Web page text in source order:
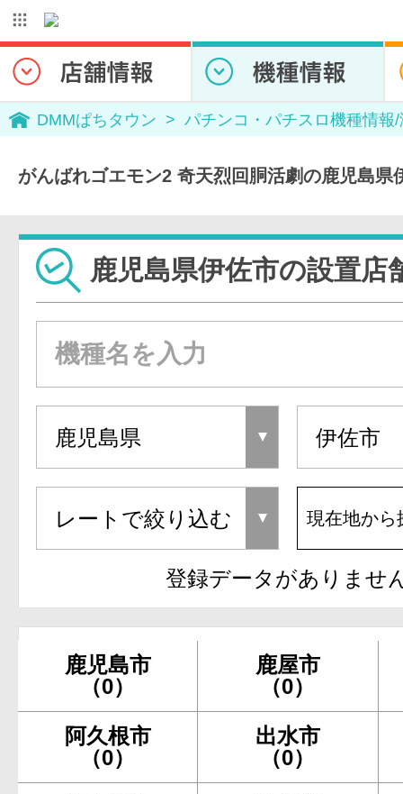
DMMぱちタウン パチンコ・パチスロ機種情報
がんばれゴエモン2 奇天烈回胴活劇の鹿児島県
鹿児島県伊佐市の設置店
現在地から
登録データがありませ
鹿児島市
（0）
鹿屋市
（0）
阿久根市
（0）
出水市
（0）